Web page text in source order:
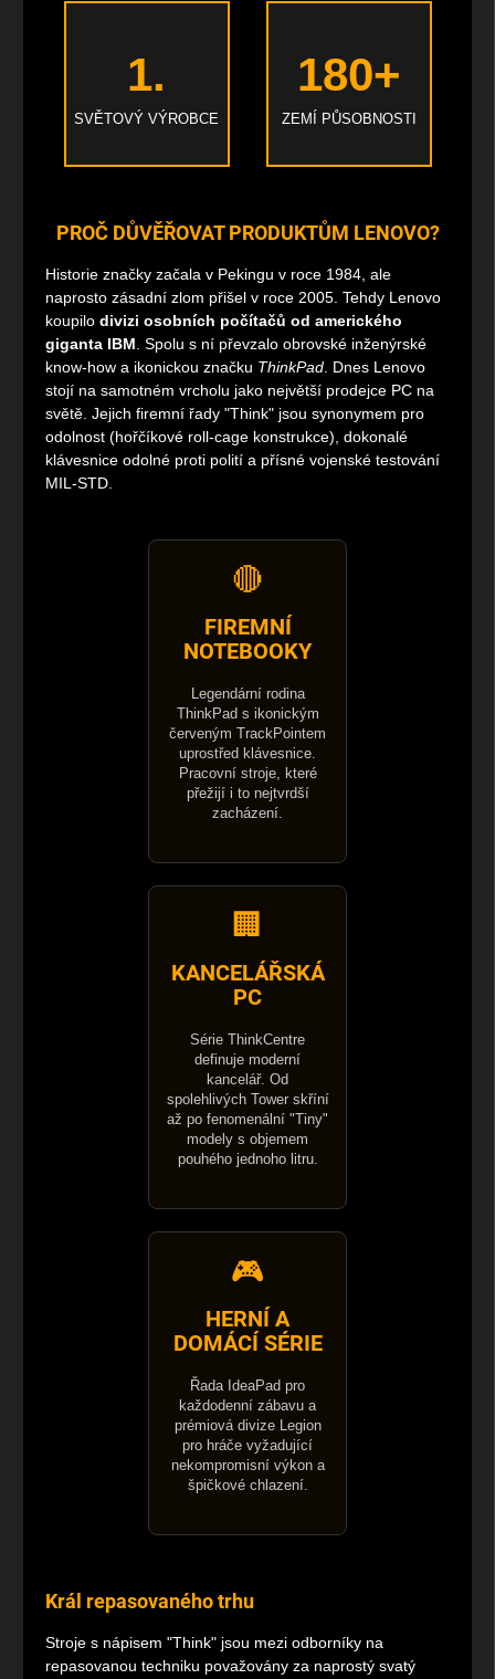
1.
SVĚTOVÝ VÝROBCE
180+
ZEMÍ PŮSOBNOSTI
PROČ DŮVĚŘOVAT PRODUKTŮM LENOVO?
Historie značky začala v Pekingu v roce 1984, ale
naprosto zásadní zlom přišel v roce 2005. Tehdy Lenovo
koupilo divizi osobních počítačů od amerického
giganta IBM. Spolu s ní převzalo obrovské inženýrské
know-how a ikonickou značku ThinkPad. Dnes Lenovo
stojí na samotném vrcholu jako největší prodejce PC na
světě. Jejich firemní řady "Think" jsou synonymem pro
odolnost (hořčíkové roll-cage konstrukce), dokonalé
klávesnice odolné proti polití a přísné vojenské testování
MIL-STD.
🔴
FIREMNÍ
NOTEBOOKY
Legendární rodina
ThinkPad s ikonickým
červeným TrackPointem
uprostřed klávesnice.
Pracovní stroje, které
přežijí i to nejtvrdší
zacházení.
🏢
KANCELÁŘSKÁ
PC
Série ThinkCentre
definuje moderní
kancelář. Od
spolehlivých Tower skříní
až po fenomenální "Tiny"
modely s objemem
pouhého jednoho litru.
🎮
HERNÍ A
DOMÁCÍ SÉRIE
Řada IdeaPad pro
každodenní zábavu a
prémiová divize Legion
pro hráče vyžadující
nekompromisní výkon a
špičkové chlazení.
Král repasovaného trhu
Stroje s nápisem "Think" jsou mezi odborníky na
repasovanou techniku považovány za naprostý svatý